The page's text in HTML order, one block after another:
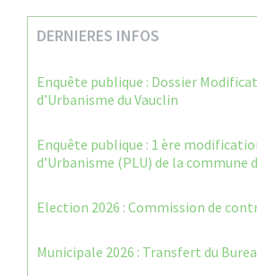
DERNIERES INFOS
Enquête publique : Dossier
d’Urbanisme du Vauclin
Enquête publique : 1 ère
d’Urbanisme (PLU) de la commune
Election 2026 : Commission de
Municipale 2026 : Transfert du